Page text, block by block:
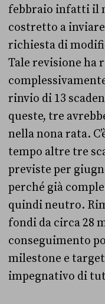
febbraio infatti il
costretto a
richiesta di
Tale revisione ha
rinvio di 13
queste, tre
nella nona rata.
tempo altre tre
previste per
perché già
quindi neutro.
fondi da circa 28
conseguimento
milestone e
impegnativo di